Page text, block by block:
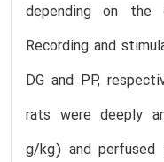
depending on the
Recording and
DG and PP,
rats were deeply
g/kg) and perfused